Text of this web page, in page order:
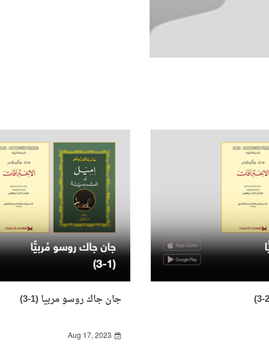
جان جاك روسو مربيا (1-3)
Aug 17, 2023